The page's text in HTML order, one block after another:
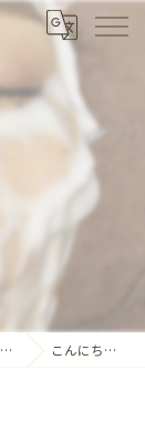
こんにちは🍁✨